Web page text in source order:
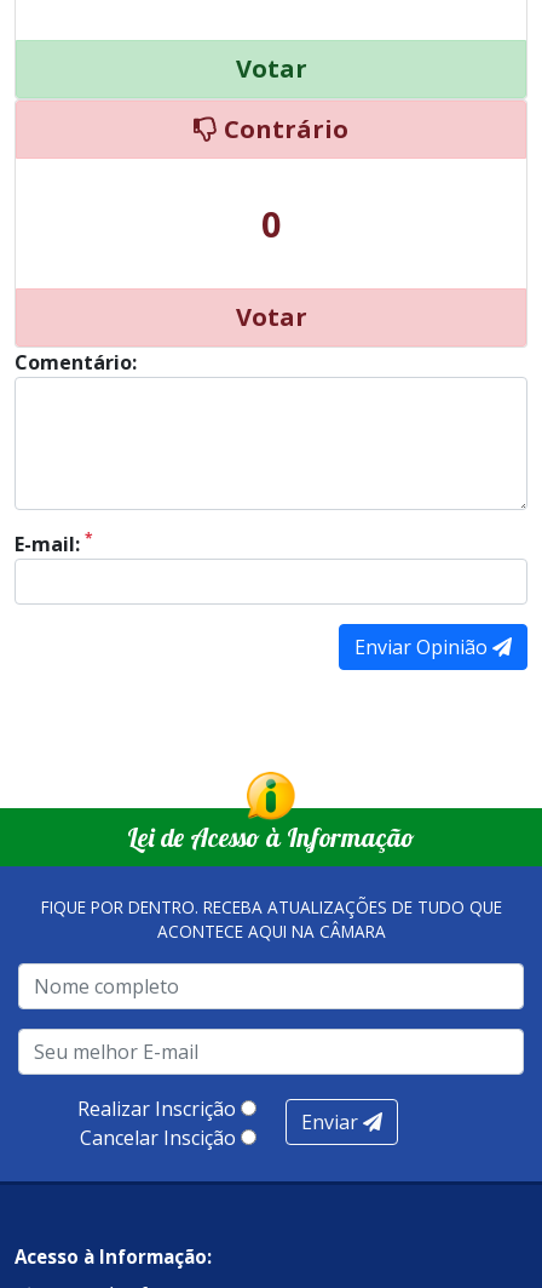
Votar
Contrário
0
Votar
Comentário:
E-mail: *
Enviar Opinião
Lei de Acesso à Informação
FIQUE POR DENTRO. RECEBA ATUALIZAÇÕES DE TUDO QUE
ACONTECE AQUI NA CÂMARA
Realizar Inscrição
Cancelar Inscição
Enviar
Acesso à Informação: